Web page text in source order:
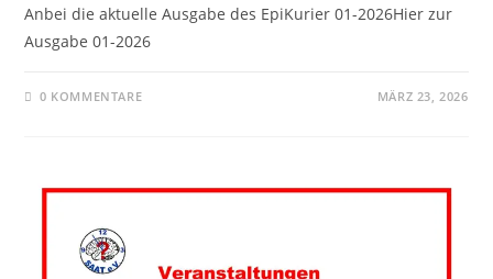
Anbei die aktuelle Ausgabe des EpiKurier 01-2026Hier zur
Ausgabe 01-2026
0 KOMMENTARE MÄRZ 23, 2026